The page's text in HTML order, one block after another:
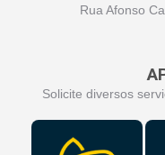
Rua Afonso
Solicite diversos